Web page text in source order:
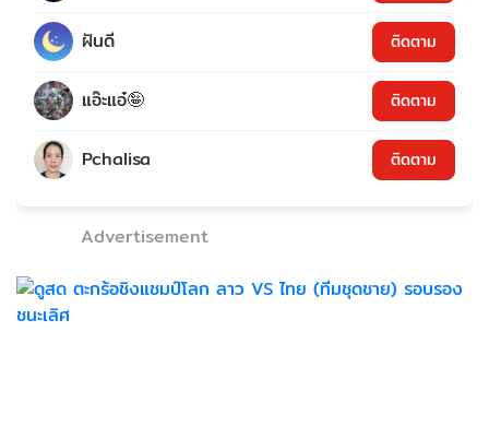
ฝันดี ติดตาม
แอ๊ะแอ๋🤪 ติดตาม
Pchalisa ติดตาม
Advertisement